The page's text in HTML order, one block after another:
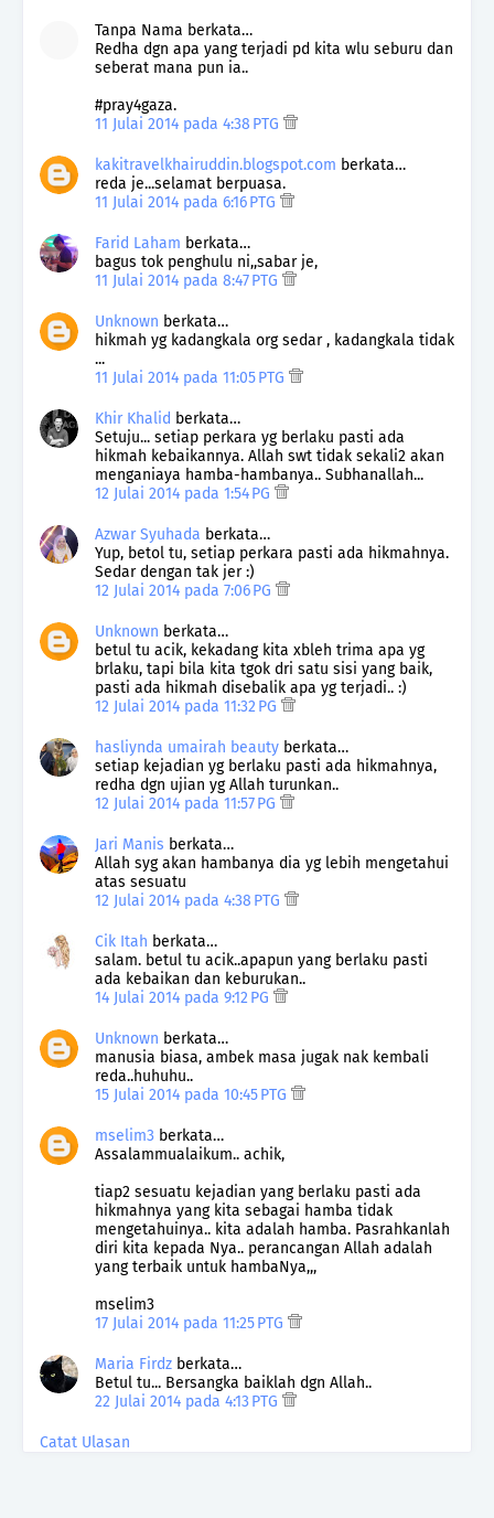
Tanpa Nama berkata…
Redha dgn apa yang terjadi pd kita wlu seburu dan
seberat mana pun ia..
#pray4gaza.
11 Julai 2014 pada 4:38 PTG
kakitravelkhairuddin.blogspot.com berkata…
reda je...selamat berpuasa.
11 Julai 2014 pada 6:16 PTG
Farid Laham berkata…
bagus tok penghulu ni,,sabar je,
11 Julai 2014 pada 8:47 PTG
Unknown berkata…
hikmah yg kadangkala org sedar , kadangkala tidak
...
11 Julai 2014 pada 11:05 PTG
Khir Khalid berkata…
Setuju... setiap perkara yg berlaku pasti ada
hikmah kebaikannya. Allah swt tidak sekali2 akan
menganiaya hamba-hambanya.. Subhanallah...
12 Julai 2014 pada 1:54 PG
Azwar Syuhada berkata…
Yup, betol tu, setiap perkara pasti ada hikmahnya.
Sedar dengan tak jer :)
12 Julai 2014 pada 7:06 PG
Unknown berkata…
betul tu acik, kekadang kita xbleh trima apa yg
brlaku, tapi bila kita tgok dri satu sisi yang baik,
pasti ada hikmah disebalik apa yg terjadi.. :)
12 Julai 2014 pada 11:32 PG
hasliynda umairah beauty berkata…
setiap kejadian yg berlaku pasti ada hikmahnya,
redha dgn ujian yg Allah turunkan..
12 Julai 2014 pada 11:57 PG
Jari Manis berkata…
Allah syg akan hambanya dia yg lebih mengetahui
atas sesuatu
12 Julai 2014 pada 4:38 PTG
Cik Itah berkata…
salam. betul tu acik..apapun yang berlaku pasti
ada kebaikan dan keburukan..
14 Julai 2014 pada 9:12 PG
Unknown berkata…
manusia biasa, ambek masa jugak nak kembali
reda..huhuhu..
15 Julai 2014 pada 10:45 PTG
mselim3 berkata…
Assalammualaikum.. achik,
tiap2 sesuatu kejadian yang berlaku pasti ada
hikmahnya yang kita sebagai hamba tidak
mengetahuinya.. kita adalah hamba. Pasrahkanlah
diri kita kepada Nya.. perancangan Allah adalah
yang terbaik untuk hambaNya,,,
mselim3
17 Julai 2014 pada 11:25 PTG
Maria Firdz berkata…
Betul tu... Bersangka baiklah dgn Allah..
22 Julai 2014 pada 4:13 PTG
Catat Ulasan